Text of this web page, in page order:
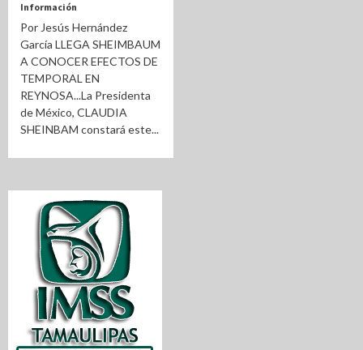
Información
Por Jesús Hernández
García LLEGA SHEIMBAUM
A CONOCER EFECTOS DE
TEMPORAL EN
REYNOSA...La Presidenta
de México, CLAUDIA
SHEINBAM constará este...